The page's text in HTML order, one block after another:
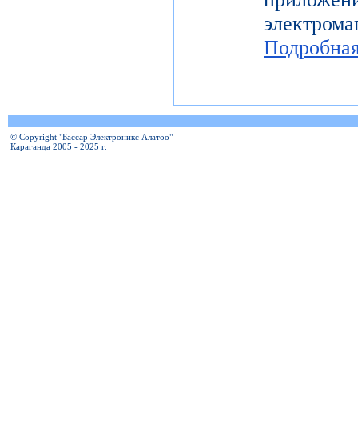
© Copyright "Бассар Электроникс Алатоо"
Караганда 2005 - 2025 г.